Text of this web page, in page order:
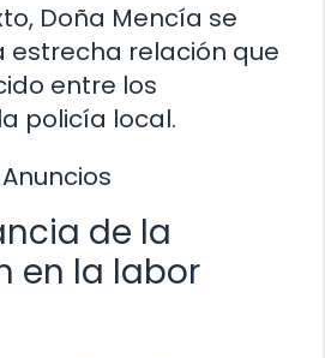
Doña Mencía se
estrecha relación que
entre los
policía local.
Anuncios
de la
en la labor